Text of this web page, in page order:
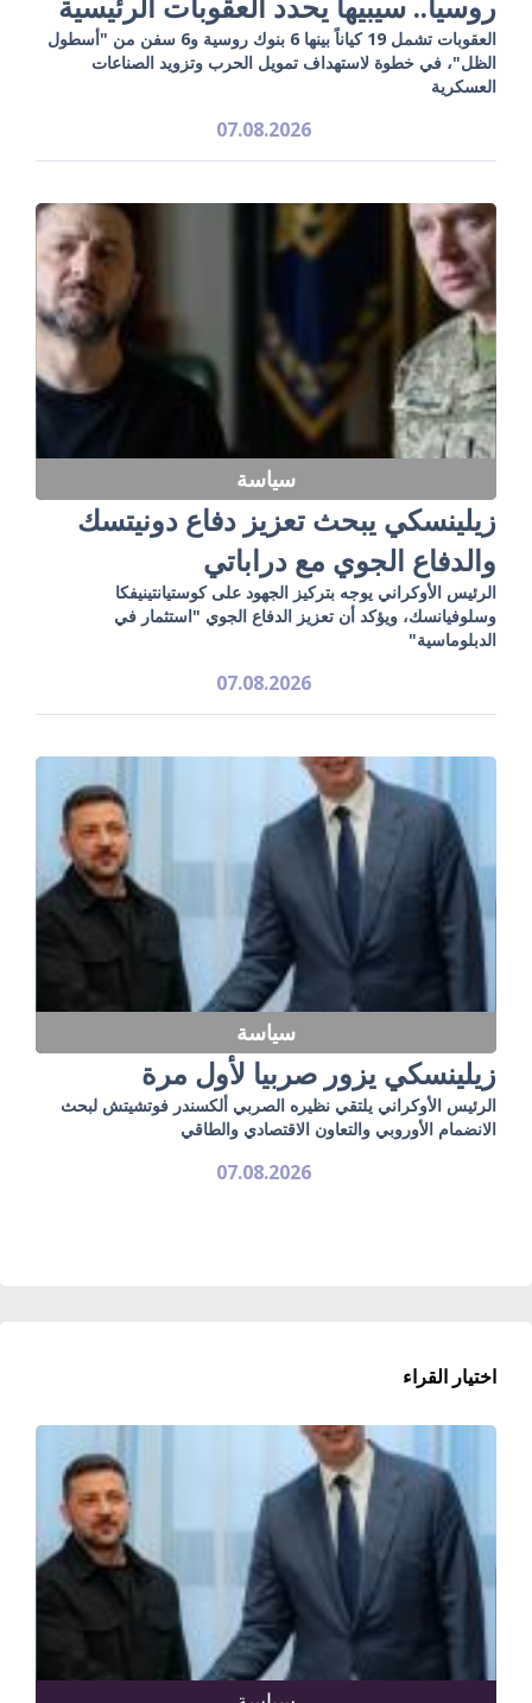
العقوبات تشمل 19 كياناً بينها 6 بنوك روسية و6 سفن من "أسطول
الظل"، في خطوة لاستهداف تمويل الحرب وتزويد الصناعات
العسكرية
07.08.2026
سياسة
زيلينسكي يبحث تعزيز دفاع دونيتسك
والدفاع الجوي مع دراباتي
الرئيس الأوكراني يوجه بتركيز الجهود على كوستيانتينيفكا
وسلوفيانسك، ويؤكد أن تعزيز الدفاع الجوي "استثمار في
الدبلوماسية"
07.08.2026
سياسة
زيلينسكي يزور صربيا لأول مرة
الرئيس الأوكراني يلتقي نظيره الصربي ألكسندر فوتشيتش لبحث
الانضمام الأوروبي والتعاون الاقتصادي والطاقي
07.08.2026
اختيار القراء